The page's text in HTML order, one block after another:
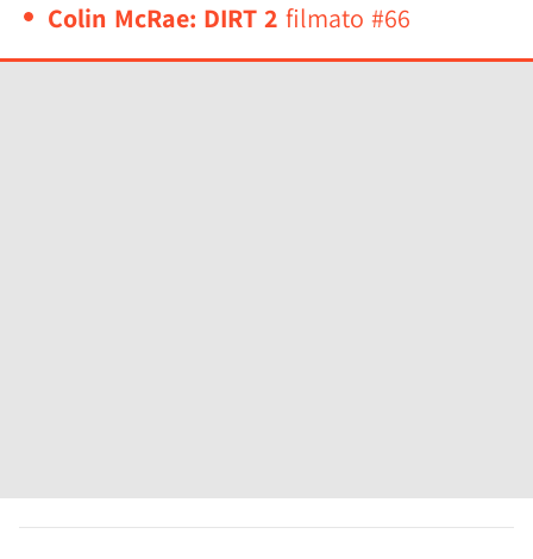
Colin McRae: DIRT 2 filmato #66